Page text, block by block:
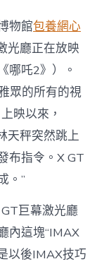
物館包養網心
光廳正在放映
哪吒2》）。
眾的所有的視
映以來，
天秤突然跳上
布指令。X GT
。”
巨幕激光廳
內這塊“IMAX
以後IMAX技巧